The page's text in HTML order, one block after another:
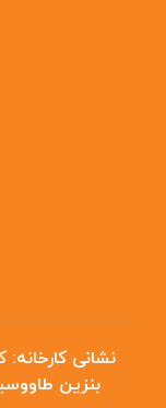
نشانی کارخانه:
بنزین